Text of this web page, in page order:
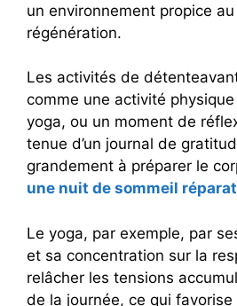
un environnement propice
régénération.
Les activités de
comme une activité
yoga, ou un moment de
tenue d’un journal de
grandement à préparer le
une nuit de sommeil
Le yoga, par exemple, par
et sa concentration sur la
relâcher les tensions
de la journée, ce qui